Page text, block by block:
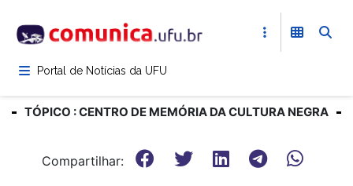
para
conteúdoPortal de Notícias da UFU
TÓPICO : CENTRO DE MEMÓRIA DA CULTURA NEGRA
Compartilhar: